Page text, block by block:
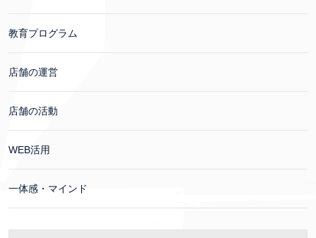
教育プログラム
店舗の運営
店舗の活動
WEB活用
一体感・マインド